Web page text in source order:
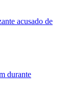
acusado de
durante